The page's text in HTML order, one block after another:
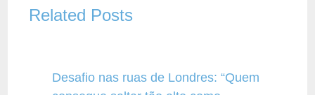
Related Posts
Desafio nas ruas de Londres: “Quem